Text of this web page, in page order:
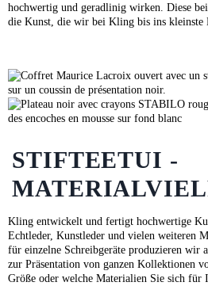
hochwertig und geradlinig wirken. Diese
die Kunst, die wir bei Kling bis ins kleinste
STIFTEETUI -
Kling entwickelt und fertigt hochwertige
Echtleder, Kunstleder und vielen weiteren
für einzelne Schreibgeräte produzieren wir
zur Präsentation von ganzen Kollektionen
Größe oder welche Materialien Sie sich für